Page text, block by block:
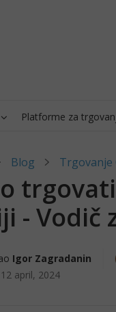
Platforme za
Blog Trgovanje
- Vodič
Igor Zagradanin
12 april, 2024